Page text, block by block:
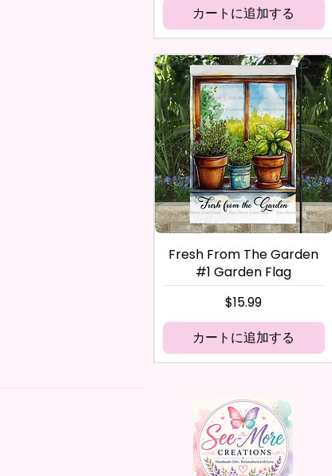
カートに追加する
Fresh From The Garden
#1 Garden Flag
価格
$15.99
カートに追加する